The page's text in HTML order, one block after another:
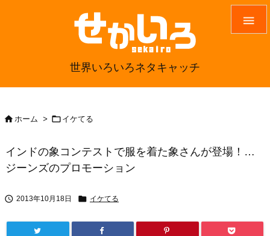
世界いろいろネタキャッチ

ホーム >  イケてる
インドの象コンテストで服を着た象さんが登場！…
ジーンズのプロモーション
 2013年10月18日  イケてる